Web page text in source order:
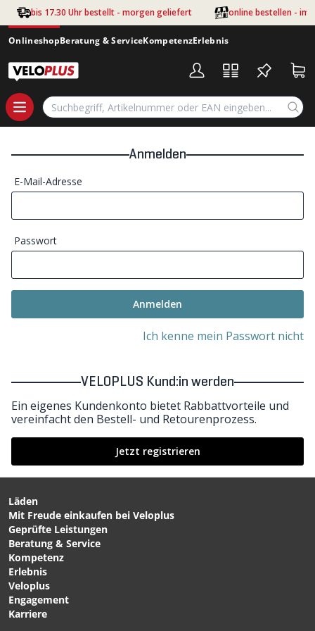
Zum Hauptinhalt springen
bis 17.30 Uhr bestellt - morgen geliefert online bestellen - im
OnlineshopBeratung & ServiceKompetenzErlebnis
Anmelden
E-Mail-Adresse
Passwort
Anmelden
Ich kenne mein Passwort nicht
VELOPLUS Kund:in werden
Ein eigenes Kundenkonto bietet Rabbattvorteile und
vereinfacht den Bestell- und Retourenprozess.
Jetzt registrieren
Läden
Mit Freude einkaufen bei Veloplus
Geprüfte Leistungen
Beratung & Service
Kompetenz
Erlebnis
Veloplus
Engagement
Karriere